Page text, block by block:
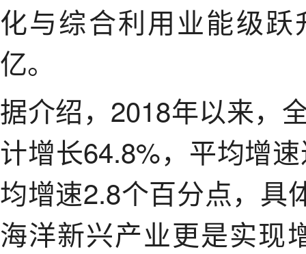
化与综合利用业能级
亿。
据介绍，2018年以来，
计增长64.8%，平均增
均增速2.8个百分点，具
海洋新兴产业更是实现